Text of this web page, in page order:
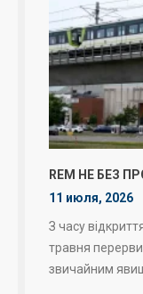
REM НЕ БЕЗ
11 июля, 2026
З часу
травня перерви
звичайним